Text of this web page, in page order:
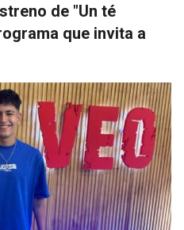
de "Un té
que invita a